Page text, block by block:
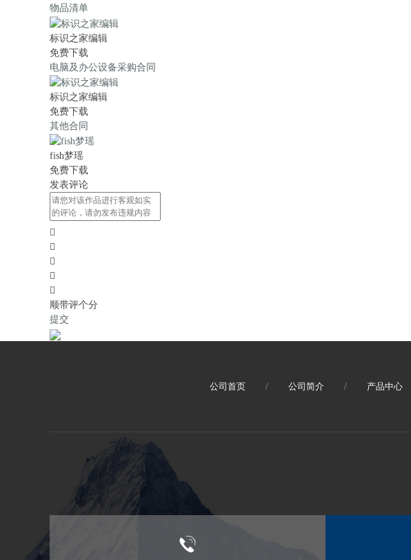
物品清单
标识之家编辑
免费下载
电脑及办公设备采购合同
标识之家编辑
免费下载
其他合同
fish梦瑶
免费下载
发表评论





顺带评个分
提交
公司首页 / 公司简介 / 产品中心